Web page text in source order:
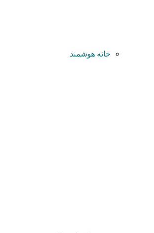
خانه هوشمند